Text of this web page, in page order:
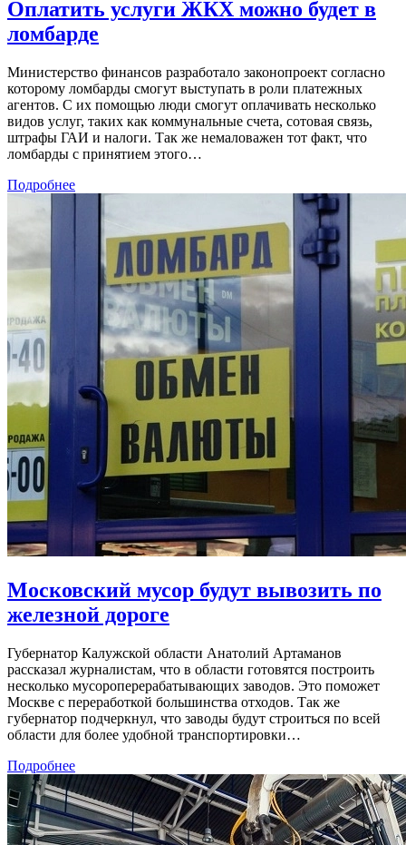
Оплатить услуги ЖКХ можно будет в
ломбарде
Министерство финансов разработало законопроект согласно
которому ломбарды смогут выступать в роли платежных
агентов. С их помощью люди смогут оплачивать несколько
видов услуг, таких как коммунальные счета, сотовая связь,
штрафы ГАИ и налоги. Так же немаловажен тот факт, что
ломбарды с принятием этого…
Подробнее
Московский мусор будут вывозить по
железной дороге
Губернатор Калужской области Анатолий Артаманов
рассказал журналистам, что в области готовятся построить
несколько мусороперерабатывающих заводов. Это поможет
Москве с переработкой большинства отходов. Так же
губернатор подчеркнул, что заводы будут строиться по всей
области для более удобной транспортировки…
Подробнее